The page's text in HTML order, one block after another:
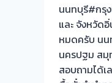
นนทบุรี#กรุ
และ จังหวัด
หมดครับ นน
นครปฐม สมุ
สอบถามได้เ